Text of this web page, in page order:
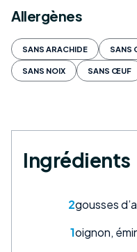
Allergènes
SANS ARACHIDE SANS
SANS NOIX SANS ŒUF
Ingrédients
2gousses
1oignon,